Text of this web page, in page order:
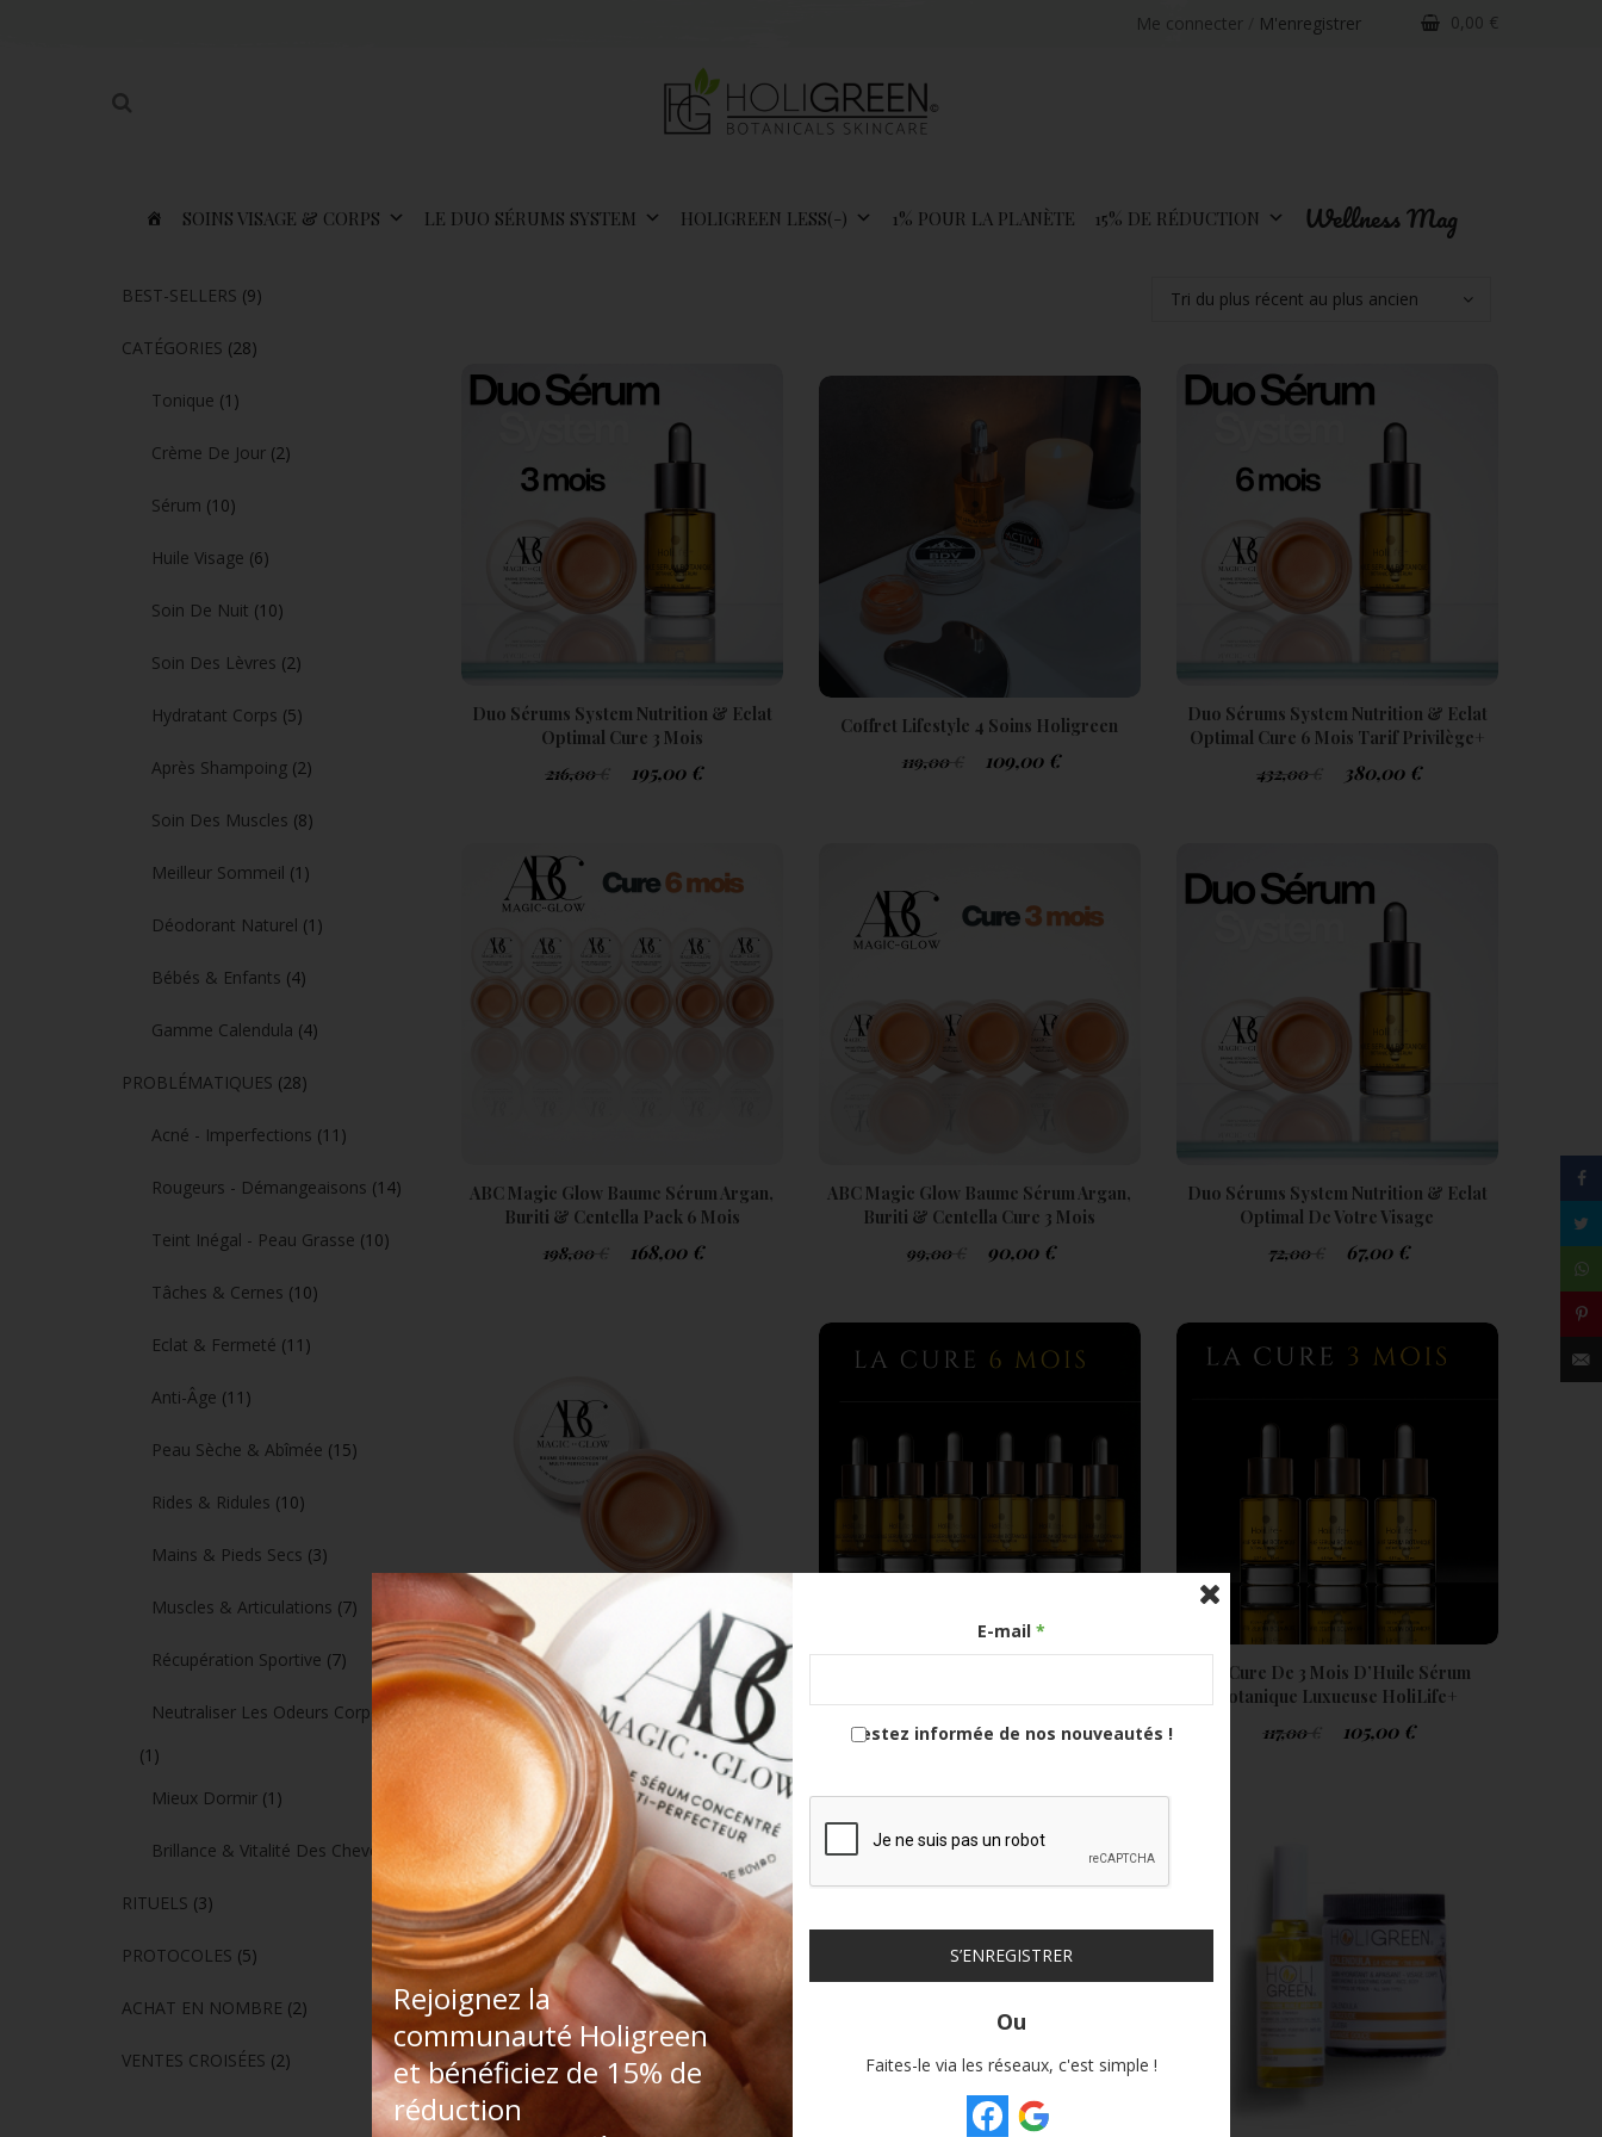
Me connecter M'enregistrer 0,00 €
SOINS VISAGE & CORPS LE DUO SÉRUMS SYSTEM HOLIGREEN LESS(-) 1% POUR LA PLANÈTE 15% DE RÉDUCTION Wellness Mag
BEST-SELLERS (9)
CATÉGORIES (28)
Tonique (1)
Crème De Jour (2)
Sérum (10)
Huile Visage (6)
Soin De Nuit (10)
Soin Des Lèvres (2)
Hydratant Corps (5)
Après Shampoing (2)
Soin Des Muscles (8)
Meilleur Sommeil (1)
Déodorant Naturel (1)
Bébés & Enfants (4)
Gamme Calendula (4)
PROBLÉMATIQUES (28)
Acné - Imperfections (11)
Rougeurs - Démangeaisons (14)
Teint Inégal - Peau Grasse (10)
Tâches & Cernes (10)
Eclat & Fermeté (11)
Anti-Âge (11)
Peau Sèche & Abîmée (15)
Rides & Ridules (10)
Mains & Pieds Secs (3)
Muscles & Articulations (7)
Récupération Sportive (7)
Neutraliser Les Odeurs Corporelles
(1)
Mieux Dormir (1)
Brillance & Vitalité Des Cheveux (3)
RITUELS (3)
PROTOCOLES (5)
ACHAT EN NOMBRE (2)
VENTES CROISÉES (2)
Tri du plus récent au plus ancien
Duo Sérums System Nutrition & Eclat
Optimal Cure 3 Mois
216,00
195,00 €
Coffret Lifestyle 4 Soins Holigreen
119,00
109,00 €
Duo Sérums System Nutrition & Eclat
Optimal Cure 6 Mois Tarif Privilège+
432,00
380,00 €
ABC Magic Glow Baume Sérum Argan,
Buriti & Centella Pack 6 Mois
198,00
168,00 €
ABC Magic Glow Baume Sérum Argan,
Buriti & Centella Cure 3 Mois
99,00
90,00 €
Duo Sérums System Nutrition & Eclat
Optimal De Votre Visage
72,00
67,00 €
Baume Sérum Visage – Glow & Nutrition
Peau | ABC Magic Glow
33,00 €
234,00€ 192,00€
La Cure De 3 Mois D’Huile Sérum
Botanique Luxueuse HoliLife+
117,00
105,00 €
Rejoignez la
communauté Holigreen
et bénéficiez de 15% de
réduction
E-mail *
Restez informée de nos nouveautés !
S’ENREGISTRER
Faites-le via les réseaux, c'est simple !